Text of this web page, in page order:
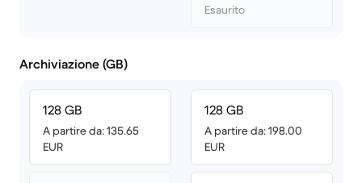
Esaurito
Archiviazione (GB)
128 GB
A partire da: 135.65
EUR
128 GB
A partire da: 198.00
EUR